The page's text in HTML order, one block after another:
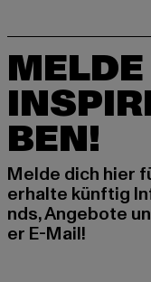
BEN!
Melde dich hier
erhalte künftig
nds, Angebote
er E-Mail!